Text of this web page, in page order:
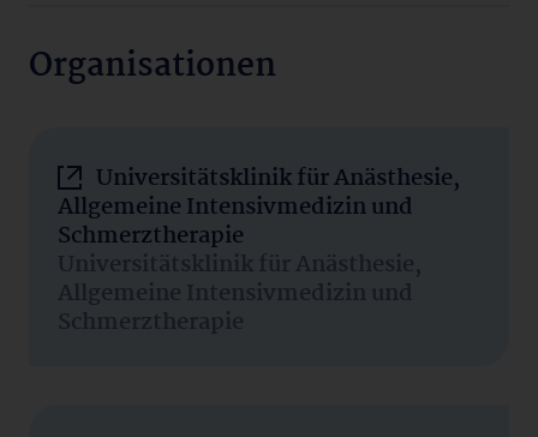
Organisationen
Universitätsklinik für Anästhesie,
Allgemeine Intensivmedizin und
Schmerztherapie
Universitätsklinik für Anästhesie,
Allgemeine Intensivmedizin und
Schmerztherapie